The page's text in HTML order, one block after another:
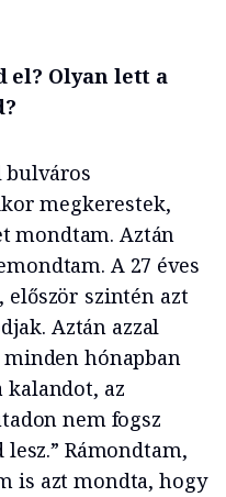
el? Olyan lett a
bulváros
megkerestek,
mondtam. Aztán
A 27 éves
szintén azt
Aztán azzal
hónapban
kalandot, az
nem fogsz
Rámondtam,
is azt mondta, hogy